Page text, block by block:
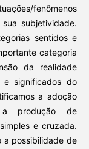
fenômenos
subjetividade.
sentidos e
categoria
da realidade
e significados do
a adoção
a produção de
e cruzada.
a possibilidade de